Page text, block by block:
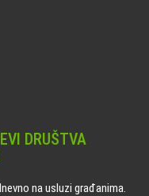
DRUŠTVA
na usluzi građanima.